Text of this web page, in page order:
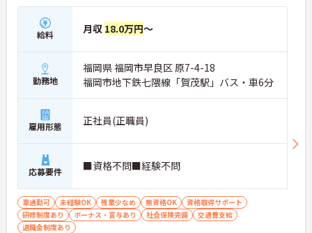
給料 月収 18.0万円～
勤務地
福岡県 福岡市早良区 原7-4-18
福岡市地下鉄七隈線「賀茂駅」バス・車6分
雇用形態 正社員(正職員)
応募要件 ■資格不問■経験不問
車通勤可 未経験OK 残業少なめ 無資格OK
資格取得サポート
研修制度あり
ボーナス・賞与あり 社会保険完備
交通費支給
退職金制度あり